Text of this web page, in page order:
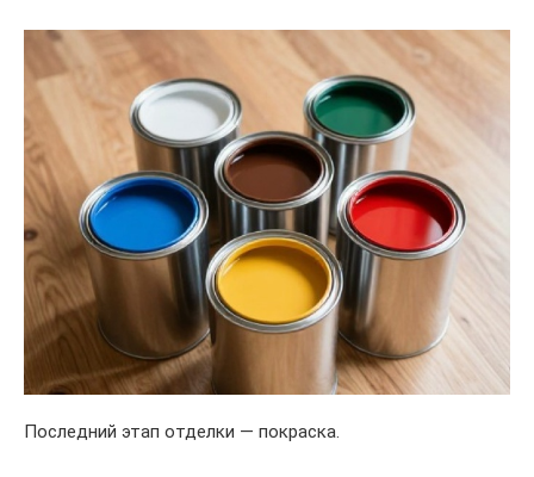
Последний этап отделки — покраска.